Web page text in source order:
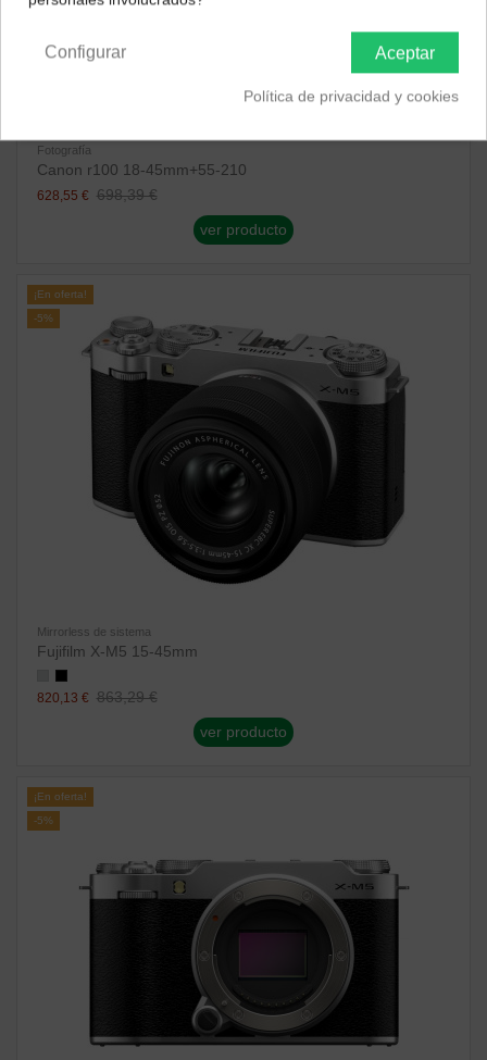
Fotografía
Canon r100 18-45mm+55-210
628,55 € 698,39 €
ver producto
¡En oferta!
-5%
Mirrorless de sistema
Fujifilm X-M5 15-45mm
820,13 € 863,29 €
ver producto
¡En oferta!
-5%
Aceptar
Configurar
Política de privacidad y cookies